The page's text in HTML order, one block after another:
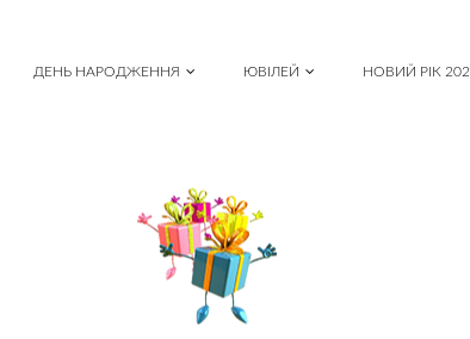
ДЕНЬ НАРОДЖЕННЯ ЮВІЛЕЙ НОВИЙ РІК